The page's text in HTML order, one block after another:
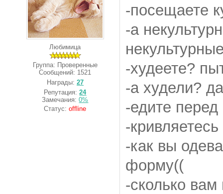
Любимица
Группа: Проверенные
Сообщений: 1521
Награды: 27
Репутация:24
Замечания:0%
Статус:offline
-посещаете
-а
-худеете?
-а худели? да
-едите
-
-как вы
форму((
-сколько